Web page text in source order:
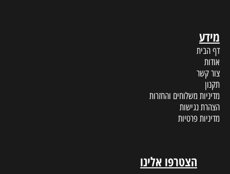
מידע
דף הבית
אודות
צור קשר
תקנון
מדיניות משלוחים והחזרות
הצהרת נגישות
מדיניות פרטיות
הצטרפו אלינו